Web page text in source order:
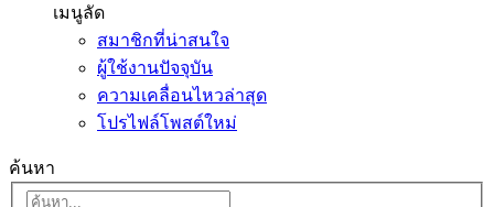
เมนูลัด
สมาชิกที่น่าสนใจ
ผู้ใช้งานปัจจุบัน
ความเคลื่อนไหวล่าสุด
โปรไฟล์โพสต์ใหม่
ค้นหา